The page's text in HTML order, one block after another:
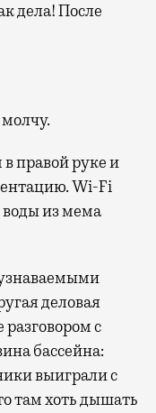
дела! После
правой руке и
Wi-Fi
воды из мема
деловая
с
бассейна:
выиграли с
там хоть дышать